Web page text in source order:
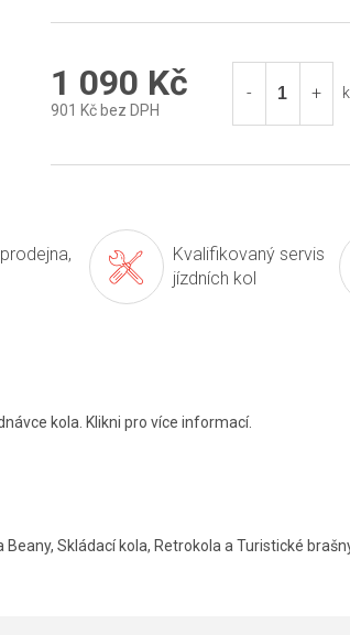
1 090 Kč
901 Kč bez DPH
Kvalifikovaný servis
jízdních kol
kola. Klikni pro více informací.
Skládací kola, Retrokola a Turistické